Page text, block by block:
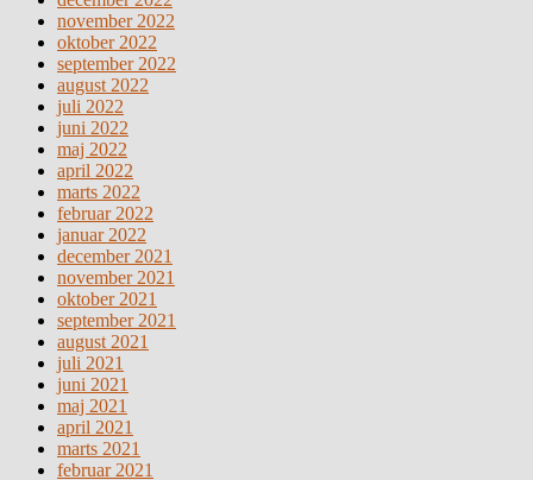
november 2022
oktober 2022
september 2022
august 2022
juli 2022
juni 2022
maj 2022
april 2022
marts 2022
februar 2022
januar 2022
december 2021
november 2021
oktober 2021
september 2021
august 2021
juli 2021
juni 2021
maj 2021
april 2021
marts 2021
februar 2021